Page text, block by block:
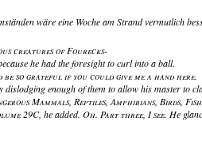
wäre eine Woche am Strand vermutlich
creatures of Fourecks-
he had the foresight to curl into a ball.
so grateful if you could give me a hand here.
enough of them to allow his master to
Mammals, Reptiles, Amphibians, Birds,
29C, he added. Oh. Part three, I see. He